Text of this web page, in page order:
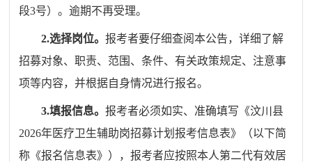
段3号）。逾期不再受理。
2.选择岗位。报考者要仔细查阅本公告，详细了解
招募对象、职责、范围、条件、有关政策规定、注意事
项等内容，并根据自身情况进行报名。
3.填报信息。报考者必须如实、准确填写《汶川县
2026年医疗卫生辅助岗招募计划报考信息表》（以下简
称《报名信息表》），报考者应按照本人第二代有效居